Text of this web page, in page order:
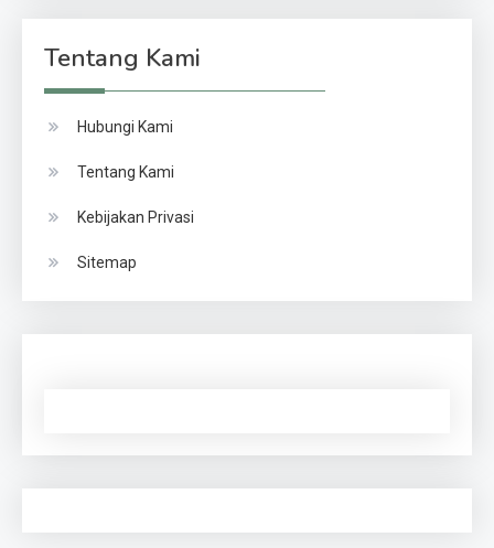
Tentang Kami
Hubungi Kami
Tentang Kami
Kebijakan Privasi
Sitemap